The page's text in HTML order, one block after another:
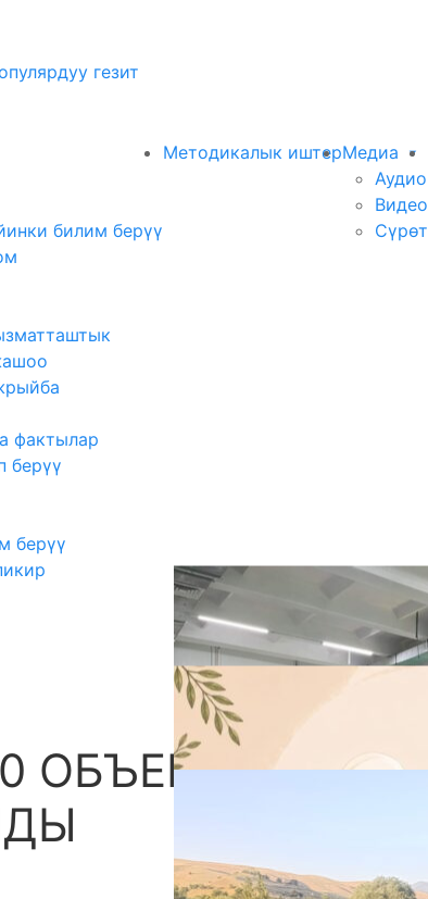
гезит
билим берүү
фактылар
берүү
берүү
Методикалык иштерМедиа
Аудио
Видео
Сүрөт
ОБЪЕКТ: 13